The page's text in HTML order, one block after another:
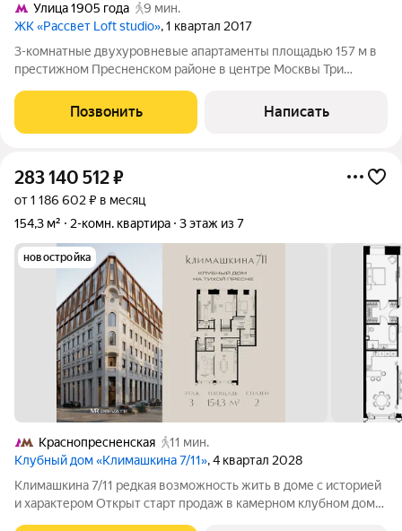
Улица 1905 года
9 мин.
ЖК «Рассвет Loft studio», 1 квартал 2017
3-комнатные двухуровневые апартаменты площадью 157 м в
престижном Пресненском районе в центре Москвы Три
приватное патио почувствуйте премиальный комфорт
загородной жизни в центре Москвы!
Позвонить Написать
283 140 512₽
от 1 186 602 ₽ в месяц
154,3 м²
2-комн. квартира 3 этаж из 7
новостройка
Краснопресненская
11 мин.
Клубный дом «Климашкина 7/11», 4 квартал 2028
Климашкина 7/11 редкая возможность жить в доме с историей
и характером Открыт старт продаж в камерном клубном доме